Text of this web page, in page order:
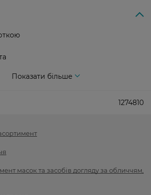
Показати більше
1274810
масок та засобів догляду за обличчям,